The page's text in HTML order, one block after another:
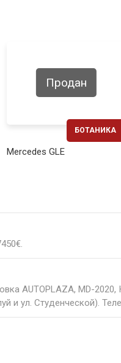
БОТАНИКА
Продан
Mercedes GLE
AUTOPLAZA, MD-
и ул. Студенческой).